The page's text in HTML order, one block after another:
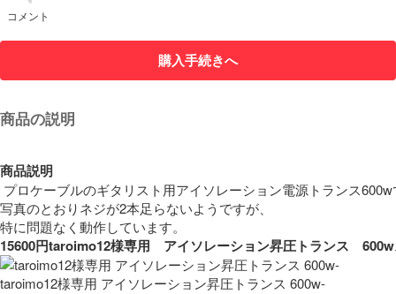
コメント
購入手続きへ
商品の説明
商品説明
プロケーブルのギタリスト用アイソレーション電源トランス
写真のとおりネジが2本足らないようですが、
15600円taroimo12様専用　アイソレーション昇圧トランス　
taroimo12様専用 アイソレーション昇圧トランス 600w-